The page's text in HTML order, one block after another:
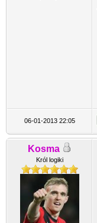
06-01-2013 22:05
Kosma
Król logiki